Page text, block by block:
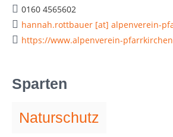
0160 4565602
hannah.rottbauer [at] alpenverein-
https://www.alpenverein-
Sparten
Naturschutz